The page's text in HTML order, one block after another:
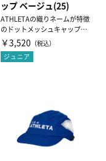
ップ ベージュ(25)
ATHLETAの織りネームが特徴
のドットメッシュキャップで
す。通気性に優れたメッ...
￥3,520 （税込）
ジュニア